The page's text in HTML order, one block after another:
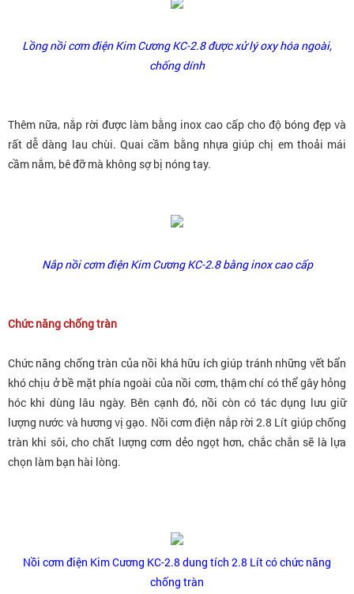
Lồng nồi cơm điện Kim Cương KC-2.8 được xử lý oxy hóa ngoài,
chống dính
Thêm nữa, nắp rời được làm bằng inox cao cấp cho độ bóng đẹp và
rất dễ dàng lau chùi. Quai cầm bằng nhựa giúp chị em thoải mái
cầm nắm, bê đỡ mà không sợ bị nóng tay.
Nắp nồi cơm điện Kim Cương KC-2.8 bằng inox cao cấp
Chức năng chống tràn
Chức năng chống tràn của nồi khá hữu ích giúp tránh những vết bẩn
khó chịu ở bề mặt phía ngoài của nồi cơm, thậm chí có thể gây hỏng
hóc khi dùng lâu ngày. Bên cạnh đó, nồi còn có tác dụng lưu giữ
lượng nước và hương vị gạo. Nồi cơm điện nắp rời 2.8 Lít giúp chống
tràn khi sôi, cho chất lượng cơm dẻo ngọt hơn, chắc chắn sẽ là lựa
chọn làm bạn hài lòng.
Nồi cơm điện Kim Cương KC-2.8 dung tích 2.8 Lít có chức năng
chống tràn